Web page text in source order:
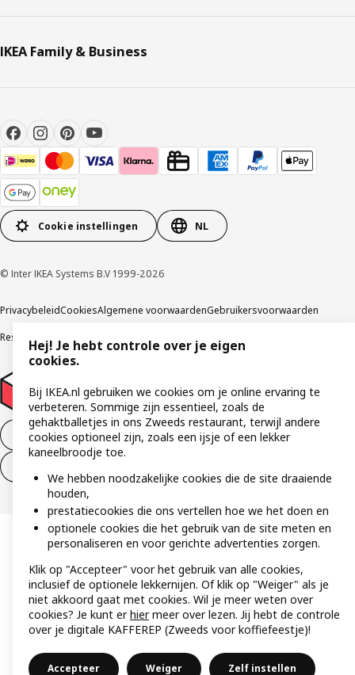
IKEA Family & Business
Cookie instellingen NL
© Inter IKEA Systems B.V 1999-2026
PrivacybeleidCookiesAlgemene voorwaardenGebruikersvoorwaarden
Responsible Disclosure Program
Aankoop product ontbinden
Hej! Je hebt controle over je eigen
cookies.
Bij IKEA.nl gebruiken we cookies om je online ervaring te
verbeteren. Sommige zijn essentieel, zoals de
gehaktballetjes in ons Zweeds restaurant, terwijl andere
cookies optioneel zijn, zoals een ijsje of een lekker
kaneelbroodje toe.
We hebben noodzakelijke cookies die de site draaiende
houden,
prestatiecookies die ons vertellen hoe we het doen en
optionele cookies die het gebruik van de site meten en
personaliseren en voor gerichte advertenties zorgen.
Klik op "Accepteer" voor het gebruik van alle cookies,
inclusief de optionele lekkernijen. Of klik op "Weiger" als je
niet akkoord gaat met cookies. Wil je meer weten over
cookies? Je kunt erhiermeer over lezen. Jij hebt de controle
over je digitale KAFFEREP (Zweeds voor koffiefeestje)!
Accepteer Weiger Zelf instellen